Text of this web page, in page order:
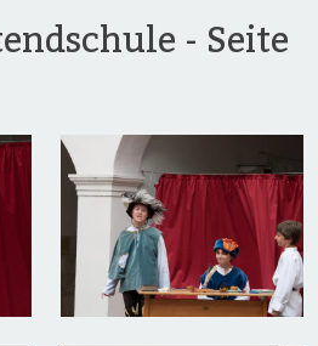
- Seite